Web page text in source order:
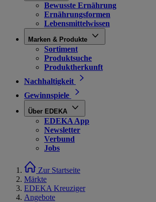
Bewusste Ernährung
Ernährungsformen
Lebensmittelwissen
Marken & Produkte
Sortiment
Produktsuche
Produktherkunft
Nachhaltigkeit
Gewinnspiele
Über EDEKA
EDEKA App
Newsletter
Verbund
Jobs
Zur Startseite
Märkte
EDEKA Kreuziger
Angebote